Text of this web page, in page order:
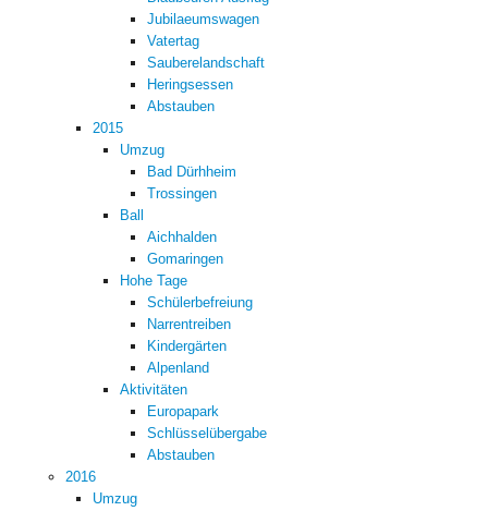
Jubilaeumswagen
Vatertag
Sauberelandschaft
Heringsessen
Abstauben
2015
Umzug
Bad Dürhheim
Trossingen
Ball
Aichhalden
Gomaringen
Hohe Tage
Schülerbefreiung
Narrentreiben
Kindergärten
Alpenland
Aktivitäten
Europapark
Schlüsselübergabe
Abstauben
2016
Umzug